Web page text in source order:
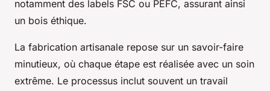
notamment des labels FSC ou PEFC, assurant ainsi
un bois éthique.
La fabrication artisanale repose sur un savoir-faire
minutieux, où chaque étape est réalisée avec un soin
extrême. Le processus inclut souvent un travail